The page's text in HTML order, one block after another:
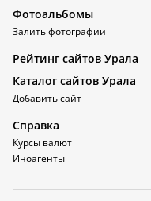
Фотоальбомы
Залить фотографии
Рейтинг сайтов Урала
Каталог сайтов Урала
Добавить сайт
Справка
Курсы валют
Иноагенты